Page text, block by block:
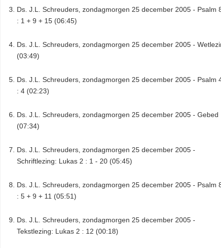
Ds. J.L. Schreuders, zondagmorgen 25 december 2005 - Psalm
: 1 + 9 + 15 (06:45)
Ds. J.L. Schreuders, zondagmorgen 25 december 2005 -
(03:49)
Ds. J.L. Schreuders, zondagmorgen 25 december 2005 - Psalm
: 4 (02:23)
Ds. J.L. Schreuders, zondagmorgen 25 december 2005 - Gebed
(07:34)
Ds. J.L. Schreuders, zondagmorgen 25 december 2005 -
Schriftlezing: Lukas 2 : 1 - 20 (05:45)
Ds. J.L. Schreuders, zondagmorgen 25 december 2005 - Psalm
: 5 + 9 + 11 (05:51)
Ds. J.L. Schreuders, zondagmorgen 25 december 2005 -
Tekstlezing: Lukas 2 : 12 (00:18)